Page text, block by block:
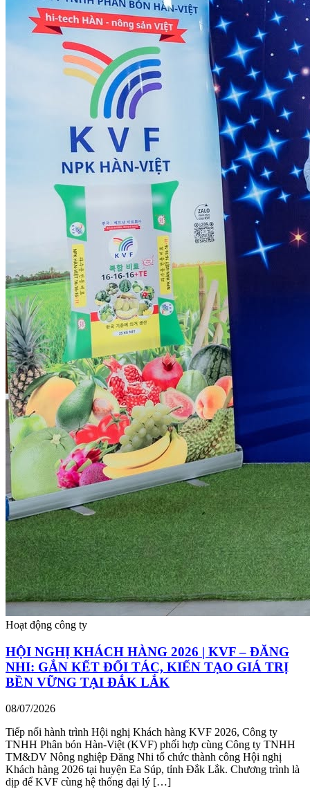
Hoạt động công ty
HỘI NGHỊ KHÁCH HÀNG 2026 | KVF – ĐĂNG
NHI: GẮN KẾT ĐỐI TÁC, KIẾN TẠO GIÁ TRỊ
BỀN VỮNG TẠI ĐẮK LẮK
08/07/2026
Tiếp nối hành trình Hội nghị Khách hàng KVF 2026, Công ty
TNHH Phân bón Hàn-Việt (KVF) phối hợp cùng Công ty TNHH
TM&DV Nông nghiệp Đăng Nhi tổ chức thành công Hội nghị
Khách hàng 2026 tại huyện Ea Súp, tỉnh Đắk Lắk. Chương trình là
dịp để KVF cùng hệ thống đại lý […]